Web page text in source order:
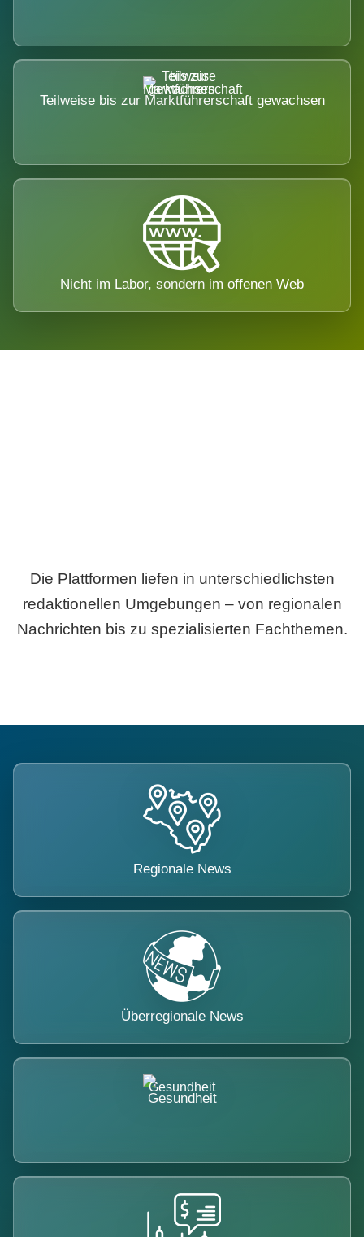
Teilweise bis zur Marktführerschaft gewachsen
Nicht im Labor, sondern im offenen Web
Die Plattformen liefen in unterschiedlichsten
redaktionellen Umgebungen – von regionalen
Nachrichten bis zu spezialisierten Fachthemen.
Regionale News
Überregionale News
Gesundheit